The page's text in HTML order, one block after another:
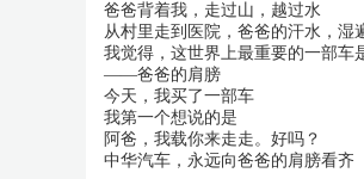
爸爸背着我，走过山，越过水
从村里走到医院，爸爸的汗水，湿
我觉得，这世界上最重要的一部车
——爸爸的肩膀
今天，我买了一部车
我第一个想说的是
阿爸，我载你来走走。好吗？
中华汽车，永远向爸爸的肩膀看齐